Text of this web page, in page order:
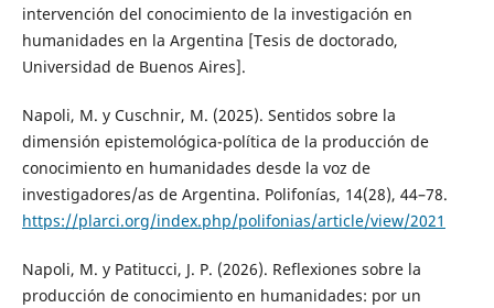
intervención del conocimiento de la investigación en
humanidades en la Argentina [Tesis de doctorado,
Universidad de Buenos Aires].
Napoli, M. y Cuschnir, M. (2025). Sentidos sobre la
dimensión epistemológica-política de la producción de
conocimiento en humanidades desde la voz de
investigadores/as de Argentina. Polifonías, 14(28), 44–78.
https://plarci.org/index.php/polifonias/article/view/2021
Napoli, M. y Patitucci, J. P. (2026). Reflexiones sobre la
producción de conocimiento en humanidades: por un